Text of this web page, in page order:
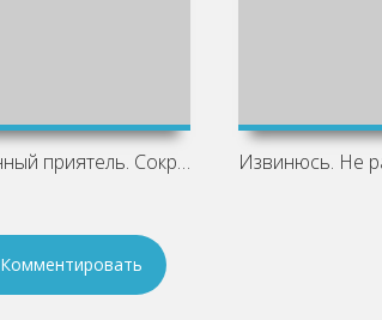
Странный приятель. Сокровища Империи
Комментировать